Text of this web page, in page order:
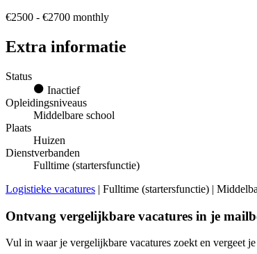
€2500 - €2700 monthly
Extra informatie
Status
Inactief
Opleidingsniveaus
Middelbare school
Plaats
Huizen
Dienstverbanden
Fulltime (startersfunctie)
Logistieke vacatures | Fulltime (startersfunctie) |
Ontvang vergelijkbare vacatures in je
Vul in waar je vergelijkbare vacatures zoekt en vergeet